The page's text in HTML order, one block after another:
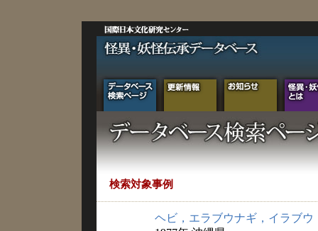
検索対象事例
ヘビ，エラブウナギ，イラブウ